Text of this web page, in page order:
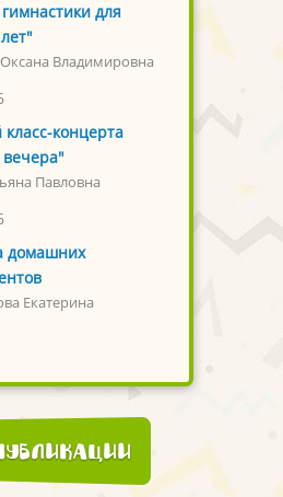
для
Владимировна
концерта
Павловна
домашних
Екатерина